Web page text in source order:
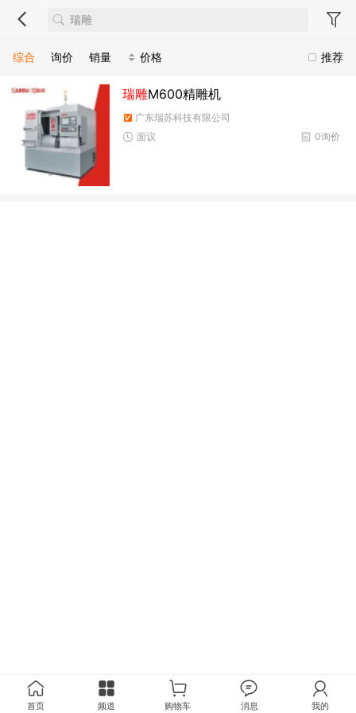
推荐
综合 询价 销量 价格
瑞雕M600精雕机
广东瑞苏科技有限公司
0询价
面议
首页 频道 购物车 消息 我的